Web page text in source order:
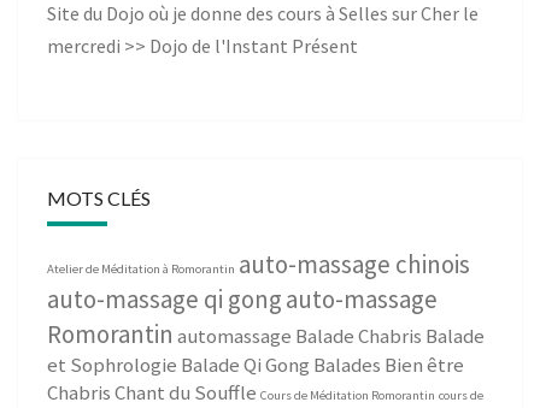
Site du Dojo où je donne des cours à Selles sur Cher le
mercredi >> Dojo de l'Instant Présent
MOTS CLÉS
Atelier de Méditation à Romorantin auto-massage chinois
auto-massage qi gongauto-massage
Romorantin automassage Balade Chabris Balade
et Sophrologie Balade Qi Gong Balades Bien être
ChabrisChant du Souffle Cours de Méditation Romorantin cours de